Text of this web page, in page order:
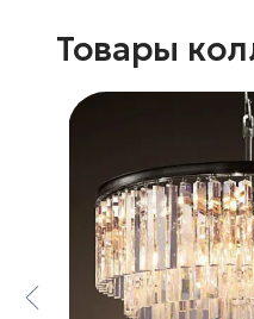
Товары